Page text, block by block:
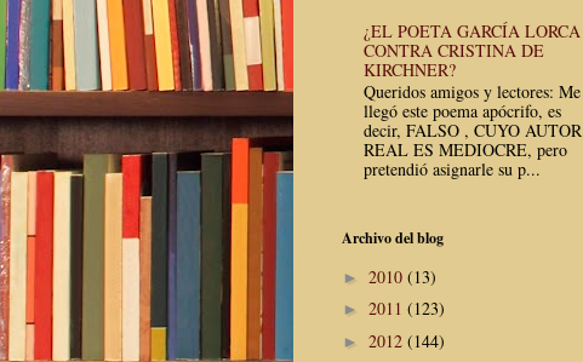
¿EL POETA GARCÍA LORCA
CONTRA CRISTINA DE
KIRCHNER?
Queridos amigos y lectores: Me
llegó este poema apócrifo, es
decir, FALSO , CUYO AUTOR
REAL ES MEDIOCRE, pero
pretendió asignarle su p...
Archivo del blog
► 2010 (13)
► 2011 (123)
► 2012 (144)